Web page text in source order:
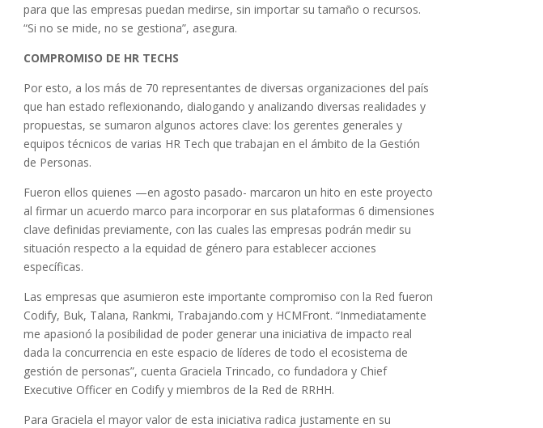
para que las empresas puedan medirse, sin importar su tamaño o recursos.
“Si no se mide, no se gestiona”, asegura.
COMPROMISO DE HR TECHS
Por esto, a los más de 70 representantes de diversas organizaciones del país
que han estado reflexionando, dialogando y analizando diversas realidades y
propuestas, se sumaron algunos actores clave: los gerentes generales y
equipos técnicos de varias HR Tech que trabajan en el ámbito de la Gestión
de Personas.
Fueron ellos quienes —en agosto pasado- marcaron un hito en este proyecto
al firmar un acuerdo marco para incorporar en sus plataformas 6 dimensiones
clave definidas previamente, con las cuales las empresas podrán medir su
situación respecto a la equidad de género para establecer acciones
específicas.
Las empresas que asumieron este importante compromiso con la Red fueron
Codify, Buk, Talana, Rankmi, Trabajando.com y HCMFront. “Inmediatamente
me apasionó la posibilidad de poder generar una iniciativa de impacto real
dada la concurrencia en este espacio de líderes de todo el ecosistema de
gestión de personas”, cuenta Graciela Trincado, co fundadora y Chief
Executive Officer en Codify y miembros de la Red de RRHH.
Para Graciela el mayor valor de esta iniciativa radica justamente en su